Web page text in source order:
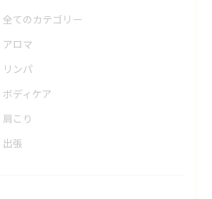
全てのカテゴリー
アロマ
リンパ
ボディケア
肩こり
出張